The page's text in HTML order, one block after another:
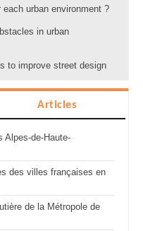
urban environment ?
in urban
to improve street design
Articles
Alpes-de-Haute-
des villes françaises en
de la Métropole de